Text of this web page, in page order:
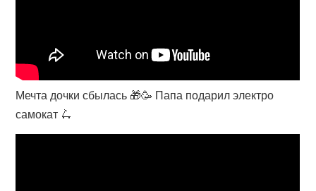
Мечта дочки сбылась 🎁🥳 Папа подарил электро
самокат 🛴